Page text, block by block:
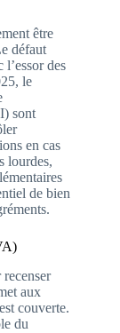
être
défaut
l’essor des
le
sont
en cas
lourdes,
de bien
aux
couverte.
du